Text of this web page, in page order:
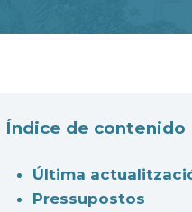
Índice de contenido
Última
Pressupostos